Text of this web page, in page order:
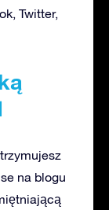
Twitter,
na blogu